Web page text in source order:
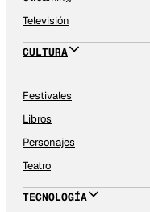
Televisión
CULTURA
Festivales
Libros
Personajes
Teatro
TECNOLOGÍA